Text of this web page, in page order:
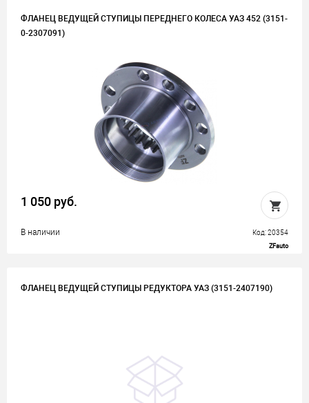
ФЛАНЕЦ ВЕДУЩЕЙ СТУПИЦЫ ПЕРЕДНЕГО КОЛЕСА УАЗ 452 (3151-
0-2307091)
1 050 руб.
В наличии Код: 20354
ZFauto
ФЛАНЕЦ ВЕДУЩЕЙ СТУПИЦЫ РЕДУКТОРА УАЗ (3151-2407190)